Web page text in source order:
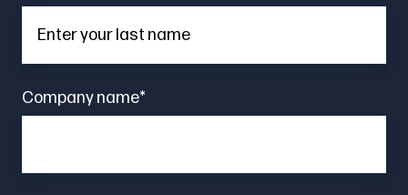
Company name*